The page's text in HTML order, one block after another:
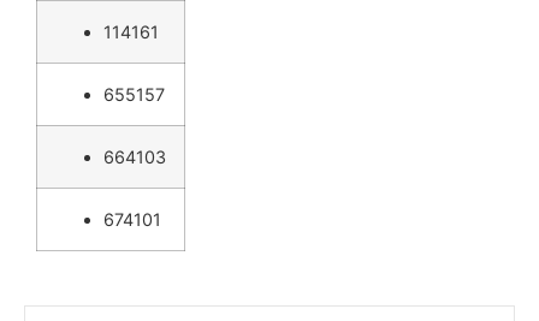
114161
655157
664103
674101